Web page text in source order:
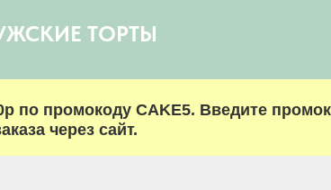
ТОРТЫ
по промокоду CAKE5. Введите
через сайт.